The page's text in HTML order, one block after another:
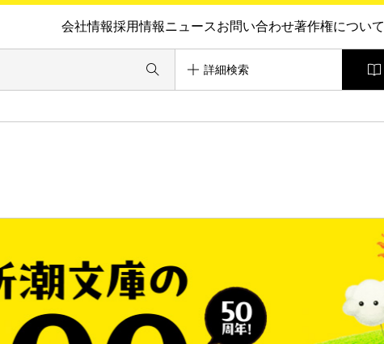
会社情報採用情報ニュースお問い合わせ著作権について
詳細検索